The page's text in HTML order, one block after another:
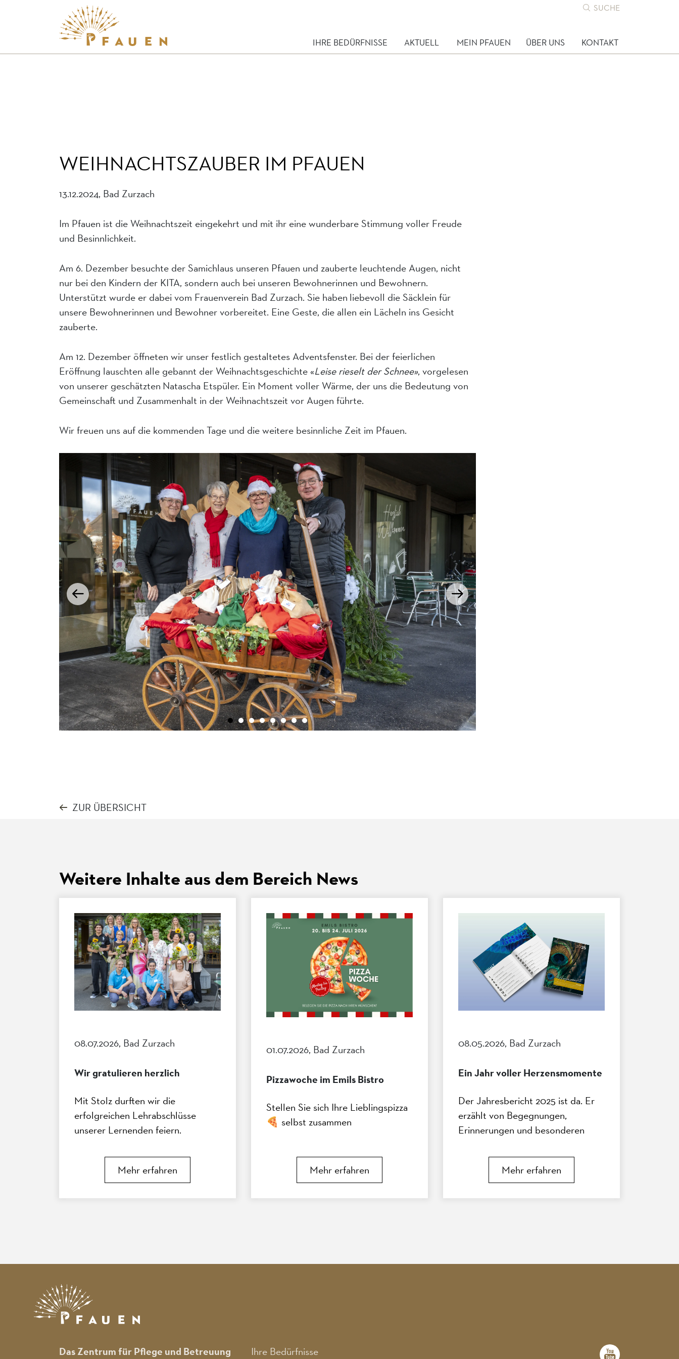
SUCHE
IHRE BEDÜRFNISSE AKTUELL MEIN PFAUEN ÜBER UNS KONTAKT
WEIHNACHTSZAUBER IM PFAUEN
13.12.2024, Bad Zurzach
Im Pfauen ist die Weihnachtszeit eingekehrt und mit ihr eine wunderbare Stimmung voller Freude
und Besinnlichkeit.
Am 6. Dezember besuchte der Samichlaus unseren Pfauen und zauberte leuchtende Augen, nicht
nur bei den Kindern der KITA, sondern auch bei unseren Bewohnerinnen und Bewohnern.
Unterstützt wurde er dabei vom Frauenverein Bad Zurzach. Sie haben liebevoll die Säcklein für
unsere Bewohnerinnen und Bewohner vorbereitet. Eine Geste, die allen ein Lächeln ins Gesicht
zauberte.
Am 12. Dezember öffneten wir unser festlich gestaltetes Adventsfenster. Bei der feierlichen
Eröffnung lauschten alle gebannt der Weihnachtsgeschichte «Leise rieselt der Schnee», vorgelesen
von unserer geschätzten Natascha Etspüler. Ein Moment voller Wärme, der uns die Bedeutung von
Gemeinschaft und Zusammenhalt in der Weihnachtszeit vor Augen führte.
Wir freuen uns auf die kommenden Tage und die weitere besinnliche Zeit im Pfauen.
ZUR ÜBERSICHT
Weitere Inhalte aus dem Bereich News
08.07.2026, Bad Zurzach
Wir gratulieren herzlich
Mit Stolz durften wir die
erfolgreichen Lehrabschlüsse
unserer Lernenden feiern.
die eine Weiterbildung
abgeschlossen haben, wurden ihre
Mehr erfahren
01.07.2026, Bad Zurzach
Pizzawoche im Emils Bistro
Stellen Sie sich Ihre Lieblingspizza
🍕 selbst zusammen
Mehr erfahren
08.05.2026, Bad Zurzach
Ein Jahr voller Herzensmomente
Der Jahresbericht 2025 ist da. Er
erzählt von Begegnungen,
Erinnerungen und besonderen
im Pfauen geprägt haben.
Mehr erfahren
Das Zentrum für Pflege und Betreuung Ihre Bedürfnisse